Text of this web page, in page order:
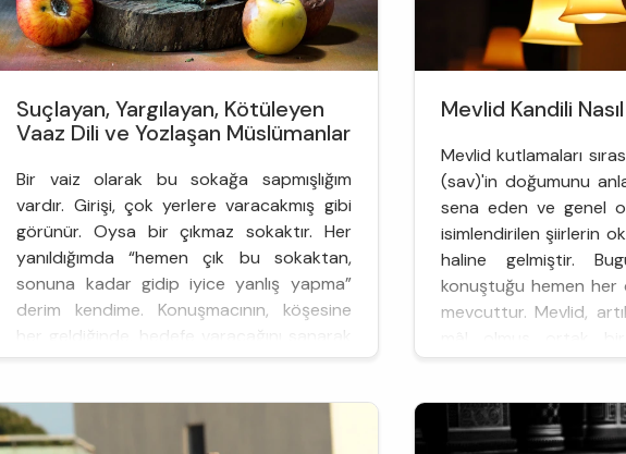
Suçlayan, Yargılayan, Kötüleyen
Vaaz Dili ve Yozlaşan Müslümanlar
Bir vaiz olarak bu sokağa sapmışlığım
vardır. Girişi, çok yerlere varacakmış gibi
görünür. Oysa bir çıkmaz sokaktır. Her
yanıldığımda “hemen çık bu sokaktan,
sonuna kadar gidip iyice yanlış yapma”
derim kendime. Konuşmacının, köşesine
her geldiğinde, hedefe varacağını sanarak
büyük bir iştahla atladığı bu sokak,
kötü, ne kadar isyankâr vs hissettirirsek o
...
Mevlid Kandili
Mevlid kutlamaları
(sav)'in doğumunu
sena eden ve genel
isimlendirilen şiirlerin
haline gelmiştir.
konuştuğu hemen her
mevcuttur. Mevlid,
eserlerin dinlemek